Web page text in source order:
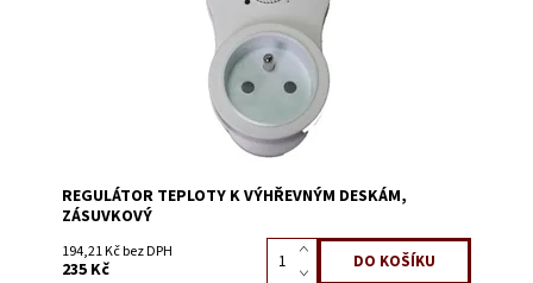
REGULÁTOR TEPLOTY K VÝHŘEVNÝM DESKÁM,
ZÁSUVKOVÝ
194,21 Kč bez DPH
235 Kč